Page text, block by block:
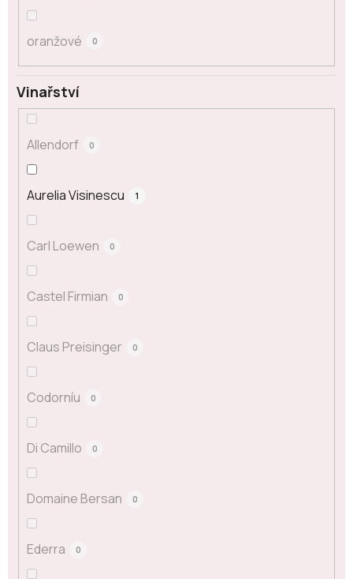
oranžové 0
Vinařství
Allendorf 0
Aurelia Visinescu 1
Carl Loewen 0
Castel Firmian 0
Claus Preisinger 0
Codorníu 0
Di Camillo 0
Domaine Bersan 0
Ederra 0